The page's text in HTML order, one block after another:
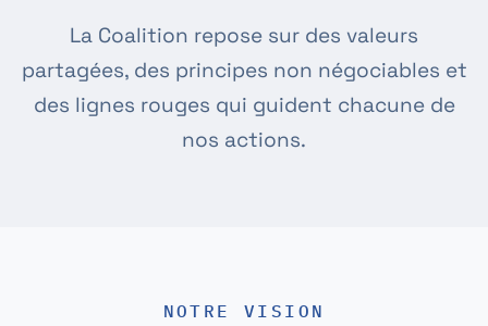
La Coalition repose sur des valeurs
partagées, des principes non négociables et
des lignes rouges qui guident chacune de
nos actions.
NOTRE VISION